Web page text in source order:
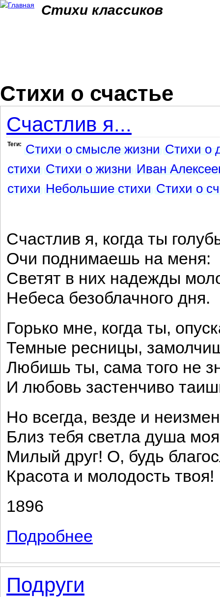
Стихи классиков
Стихи о счастье
Счастлив я...
Теги: Стихи о смысле жизни Стихи о
стихи Стихи о жизни Иван
стихи Небольшие стихи Стихи о
Счастлив я, когда ты
Очи поднимаешь на меня:
Светят в них надежды
Небеса безоблачного дня.
Горько мне, когда ты,
Темные ресницы,
Любишь ты, сама того не
И любовь застенчиво
Но всегда, везде и
Близ тебя светла душа
Милый друг! О, будь
Красота и молодость твоя!
1896
Подробнее
Подруги